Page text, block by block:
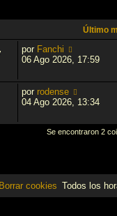
Último
por Fanchi
06 Ago 2026, 17:59
por rodense
04 Ago 2026, 13:34
Se encontraron 2
Todos los
Borrar cookies